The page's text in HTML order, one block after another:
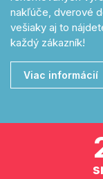
nakľúče, dverové
vešiaky aj to
každý zákazník!
Viac informácií